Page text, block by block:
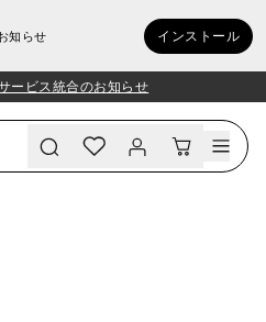
知らせ インストール
ービス統合のお知らせ